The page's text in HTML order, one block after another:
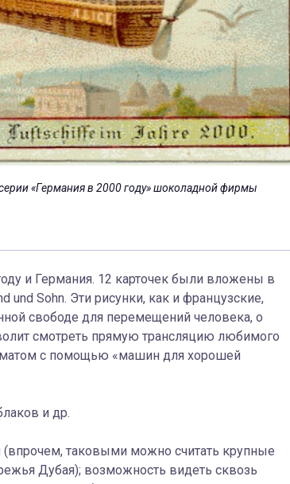
«Германия в 2000 году» шоколадной фирмы
и Германия. 12 карточек были вложены в
Sohn. Эти рисунки, как и французские,
свободе для перемещений человека, о
смотреть прямую трансляцию любимого
с помощью «машин для хорошей
и др.
таковыми можно считать крупные
Дубая); возможность видеть сквозь